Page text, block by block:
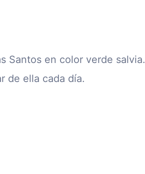
Santos en color verde salvia.
de ella cada día.